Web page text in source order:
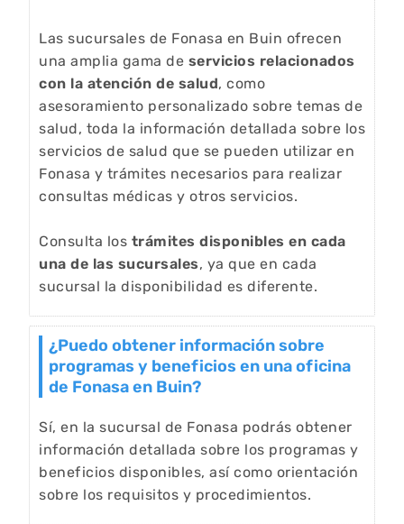
Las sucursales de Fonasa en Buin ofrecen
una amplia gama de servicios relacionados
con la atención de salud, como
asesoramiento personalizado sobre temas de
salud, toda la información detallada sobre los
servicios de salud que se pueden utilizar en
Fonasa y trámites necesarios para realizar
consultas médicas y otros servicios.
Consulta los trámites disponibles en cada
una de las sucursales, ya que en cada
sucursal la disponibilidad es diferente.
¿Puedo obtener información sobre
programas y beneficios en una oficina
de Fonasa en Buin?
Sí, en la sucursal de Fonasa podrás obtener
información detallada sobre los programas y
beneficios disponibles, así como orientación
sobre los requisitos y procedimientos.